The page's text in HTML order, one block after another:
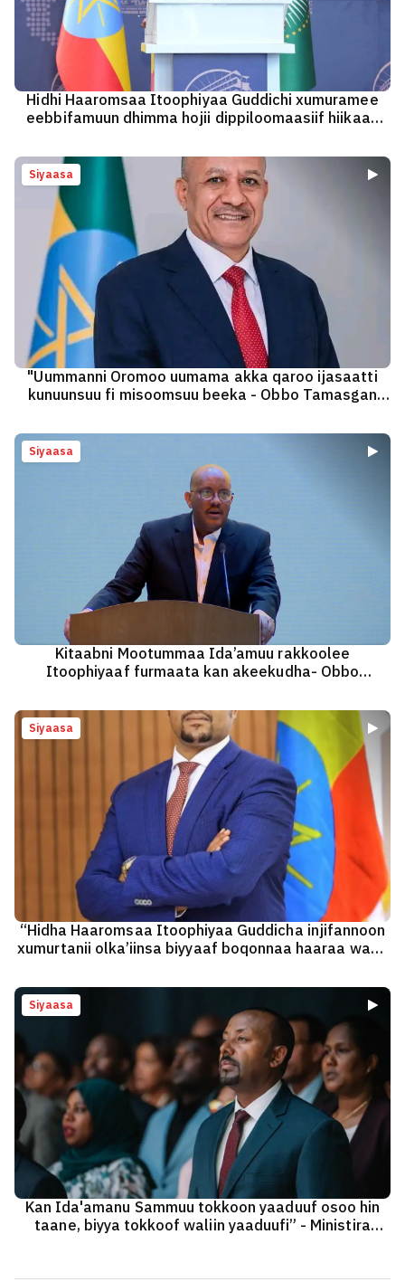
Hidhi Haaromsaa Itoophiyaa Guddichi xumuramee
eebbifamuun dhimma hojii dippiloomaasiif hiikaan
beeksise
Siyaasa
"Uummanni Oromoo uumama akka qaroo ijasaatti
kunuunsuu fi misoomsuu beeka - Obbo Tamasgan
Siyaasa
Kitaabni Mootummaa Ida’amuu rakkoolee
Itoophiyaaf furmaata kan akeekudha- Obbo
Siyaasa
“Hidha Haaromsaa Itoophiyaa Guddicha injifannoon
xumurtanii olka’iinsa biyyaaf boqonnaa haaraa waan
Abdiisaa
Siyaasa
Kan Ida'amanu Sammuu tokkoon yaaduuf osoo hin
taane, biyya tokkoof waliin yaaduufi” - Ministira